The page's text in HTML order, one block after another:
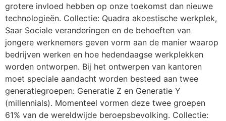
grotere invloed hebben op onze toekomst dan nieuwe
technologieën. Collectie: Quadra akoestische werkplek,
Saar Sociale veranderingen en de behoeften van
jongere werknemers geven vorm aan de manier waarop
bedrijven werken en hoe hedendaagse werkplekken
worden ontworpen. Bij het ontwerpen van kantoren
moet speciale aandacht worden besteed aan twee
generatiegroepen: Generatie Z en Generatie Y
(millennials). Momenteel vormen deze twee groepen
61% van de wereldwijde beroepsbevolking. Collectie: